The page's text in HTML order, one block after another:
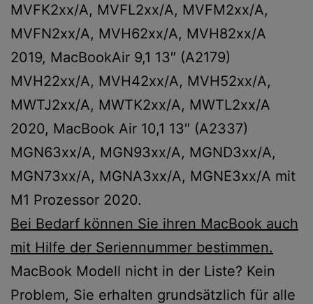
MVFK2xx/A, MVFL2xx/A, MVFM2xx/A,
MVFN2xx/A, MVH62xx/A, MVH82xx/A
2019, MacBookAir 9,1 13″ (A2179)
MVH22xx/A, MVH42xx/A, MVH52xx/A,
MWTJ2xx/A, MWTK2xx/A, MWTL2xx/A
2020, MacBook Air 10,1 13″ (A2337)
MGN63xx/A, MGN93xx/A, MGND3xx/A,
MGN73xx/A, MGNA3xx/A, MGNE3xx/A mit
M1 Prozessor 2020.
Bei Bedarf können Sie ihren MacBook auch
mit Hilfe der Seriennummer bestimmen.
MacBook Modell nicht in der Liste? Kein
Problem, Sie erhalten grundsätzlich für alle